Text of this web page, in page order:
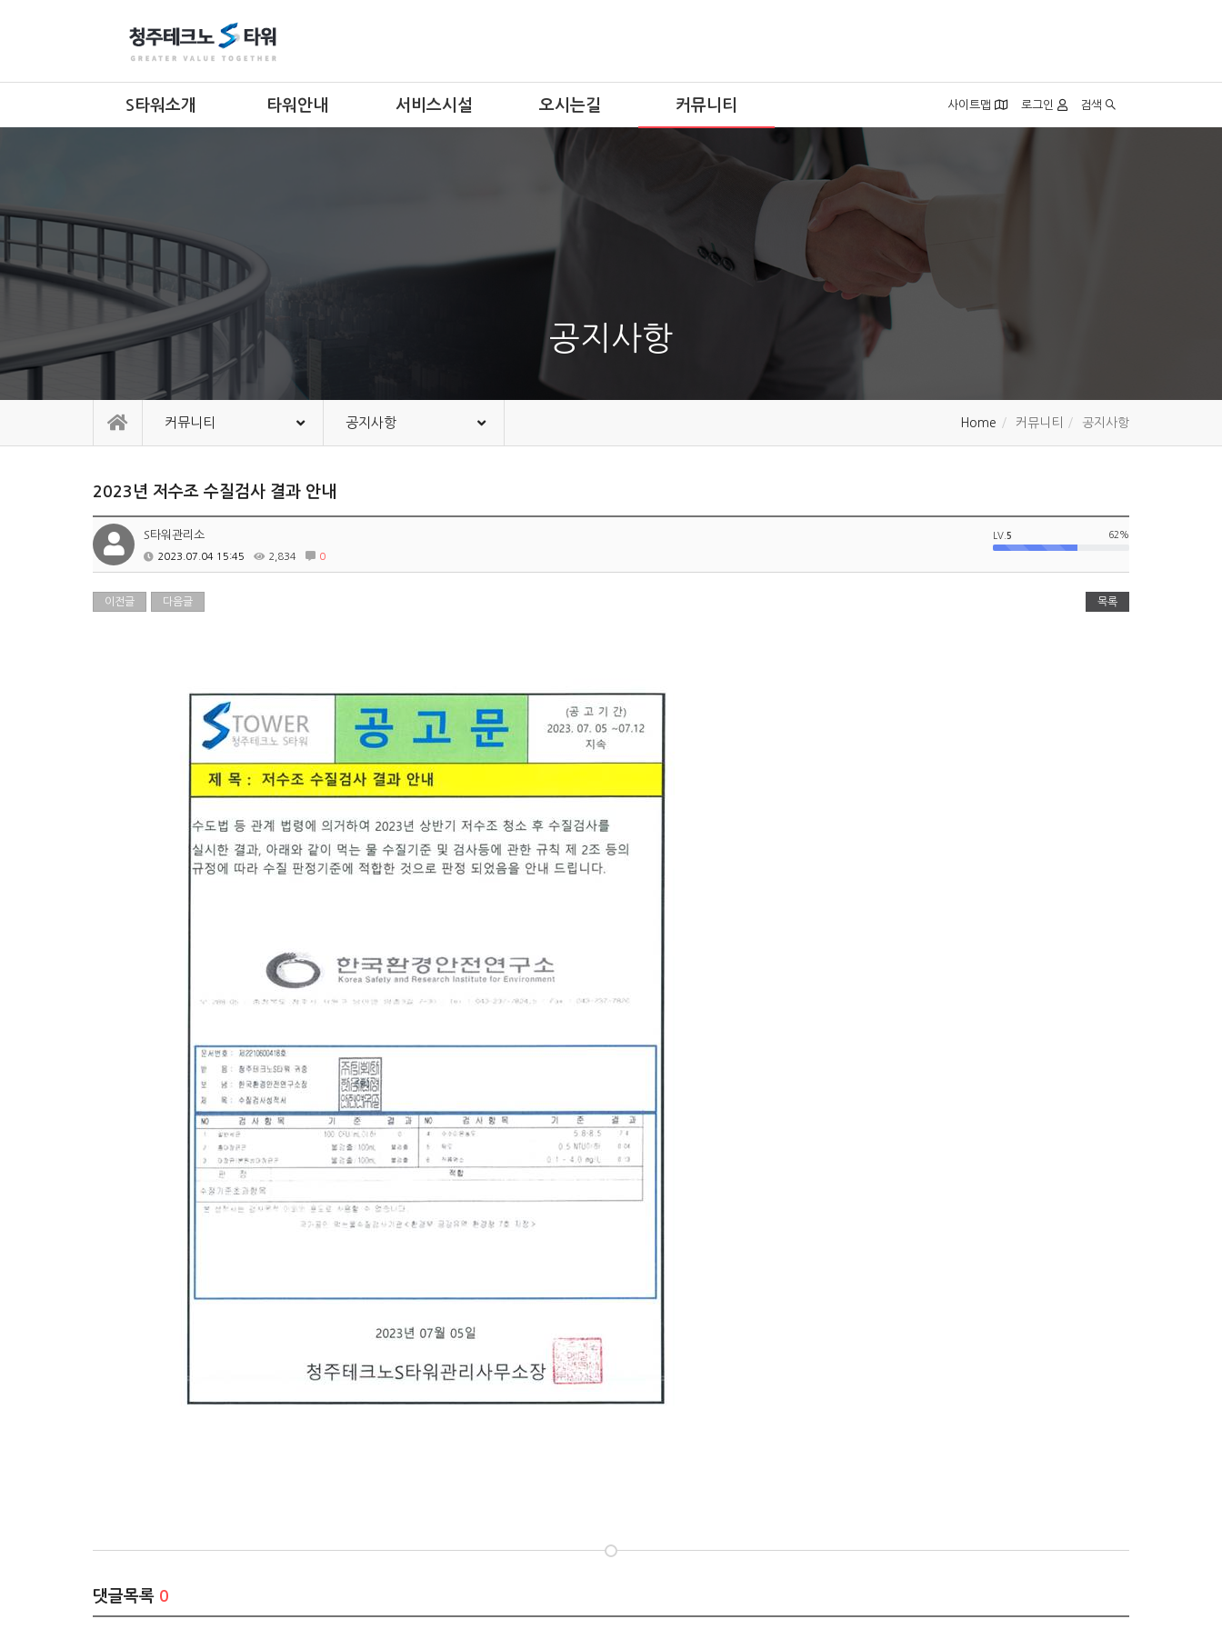
S타워소개 타워안내 서비스시설 오시는길 커뮤니티
공지사항
사이트맵 로그인 검색
공지사항
커뮤니티 공지사항 Home 커뮤니티 공지사항
2023년 저수조 수질검사 결과 안내
S타워관리소
2023.07.04 15:45 2,834 0
LV. 5 62%
이전글 다음글 목록
댓글목록 0